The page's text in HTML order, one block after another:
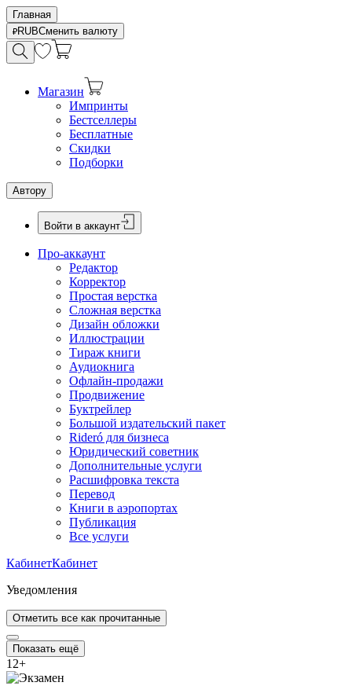
Главная
RUBСменить валюту
Магазин
Импринты
Бестселлеры
Бесплатные
Скидки
Подборки
Автору
Войти в аккаунт
Про-аккаунт
Редактор
Корректор
Простая верстка
Сложная верстка
Дизайн обложки
Иллюстрации
Тираж книги
Аудиокнига
Офлайн-продажи
Продвижение
Буктрейлер
Большой издательский пакет
Rideró для бизнеса
Юридический советник
Дополнительные услуги
Расшифровка текста
Перевод
Книги в аэропортах
Публикация
Все услуги
КабинетКабинет
Уведомления
Отметить все как прочитанные
Показать ещё
12+